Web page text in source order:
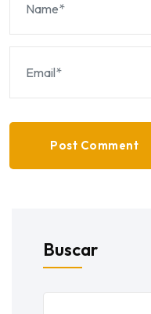
Post Comment
Buscar